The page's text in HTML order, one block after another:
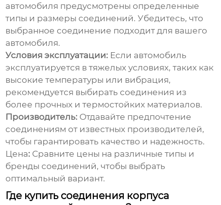
автомобиля предусмотрены определенные
типы и размеры соединений. Убедитесь, что
выбранное соединение подходит для вашего
автомобиля.
Условия эксплуатации: Если автомобиль
эксплуатируется в тяжелых условиях, таких как
высокие температуры или вибрация,
рекомендуется выбирать соединения из
более прочных и термостойких материалов.
Производитель: Отдавайте предпочтение
соединениям от известных производителей,
чтобы гарантировать качество и надежность.
Цена: Сравните цены на различные типы и
бренды соединений, чтобы выбрать
оптимальный вариант.
Где купить соединения корпуса